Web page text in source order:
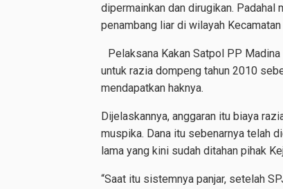
dipermainkan dan dirugikan. Padahal
penambang liar di wilayah
Pelaksana Kakan Satpol PP
untuk razia dompeng tahun 2010
mendapatkan haknya.
Dijelaskannya, anggaran itu biaya
muspika. Dana itu sebenarnya telah
lama yang kini sudah ditahan pihak
“Saat itu sistemnya panjar, setelah